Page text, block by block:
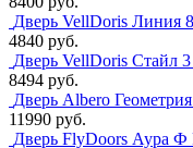
Дверь VellDoris Линия
4840 руб.
Дверь VellDoris Стайл 3
8494 руб.
Дверь Albero
11990 руб.
Дверь FlyDoors Аура Ф